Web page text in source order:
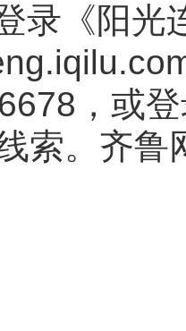
录《阳光
，或
索。齐鲁